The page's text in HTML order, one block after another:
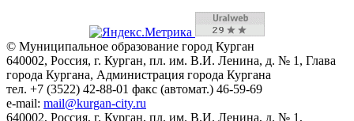
© Муниципальное образование город Курган
640002, Россия, г. Курган, пл. им. В.И. Ленина, д. № 1, Глава
города Кургана, Администрация города Кургана
тел. +7 (3522) 42-88-01 факс (автомат.) 46-59-69
e-mail: mail@kurgan-city.ru
640002, Россия, г. Курган, пл. им. В.И. Ленина, д. № 1,